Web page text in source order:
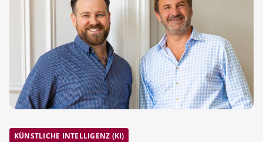
KÜNSTLICHE INTELLIGENZ (KI)